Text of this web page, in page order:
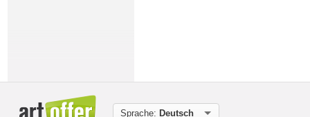
Gerhard Knolmayer
Österreich, seit 2016
Sprache: Deutsch